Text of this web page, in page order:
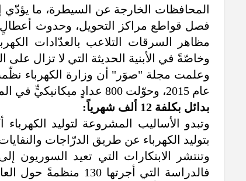
المحافظات الخارجة عن السيطرة، ما يؤدّي
فصل قواطع مراكز التحويل، وحدوث أعطالٍ
مظاهر السرقات التلاعب بالعدّادات
وخاصّةً في الأبنية الحديثة التي لا تزال على
عام 2015، وحوّلت 800 عدادٍ ميكانيكيٍّ في المحلات التجارية إلى إلكترونيٍّ منذ بداية العام.
بدائل بكلفة 12 ألف شهرياً:
وتبدو الأساليب المشروعة لتوليد
بتوليد الكهرباء عن طريق الدرّاجات
وتنتشر الابتكارات التي تعيد السوريون
فالدراسة التي